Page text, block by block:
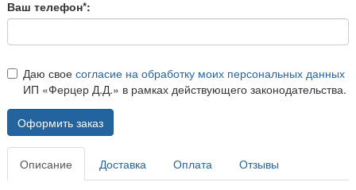
Ваш телефон*:
Даю свое согласие на обработку моих персональных данных
ИП «Ферцер Д.Д.» в рамках действующего законодательства.
Оформить заказ
Описание Доставка Оплата Отзывы